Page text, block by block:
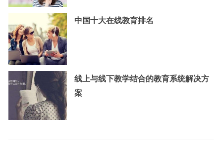
中国十大在线教育排名
线上与线下教学结合的教育系统解决方
案